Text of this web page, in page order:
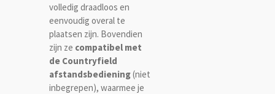
volledig draadloos en
eenvoudig overal te
plaatsen zijn. Bovendien
zijn ze compatibel met
de Countryfield
afstandsbediening(niet
inbegrepen), waarmee je